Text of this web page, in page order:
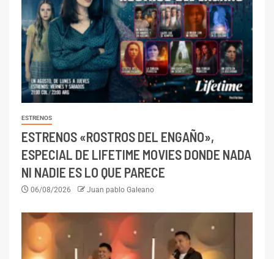
ESTRENOS
ESTRENOS «ROSTROS DEL ENGAÑO»,
ESPECIAL DE LIFETIME MOVIES DONDE NADA
NI NADIE ES LO QUE PARECE
06/08/2026 Juan pablo Galeano